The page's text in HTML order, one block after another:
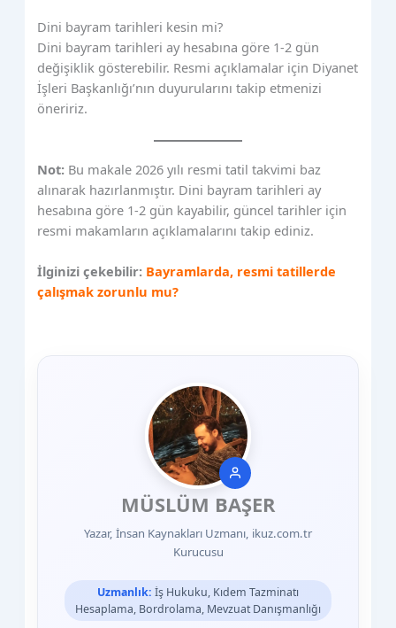
Dini bayram tarihleri kesin mi?
Dini bayram tarihleri ay hesabına göre 1-2 gün
değişiklik gösterebilir. Resmi açıklamalar için Diyanet
İşleri Başkanlığı’nın duyurularını takip etmenizi
öneririz.
Not: Bu makale 2026 yılı resmi tatil takvimi baz
alınarak hazırlanmıştır. Dini bayram tarihleri ay
hesabına göre 1-2 gün kayabilir, güncel tarihler için
resmi makamların açıklamalarını takip ediniz.
İlginizi çekebilir: Bayramlarda, resmi tatillerde
çalışmak zorunlu mu?
MÜSLÜM BAŞER
Yazar, İnsan Kaynakları Uzmanı, ikuz.com.tr
Kurucusu
Uzmanlık: İş Hukuku, Kıdem Tazminatı
Hesaplama, Bordrolama, Mevzuat Danışmanlığı